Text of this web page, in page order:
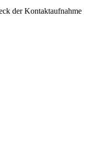
der Kontaktaufnahme